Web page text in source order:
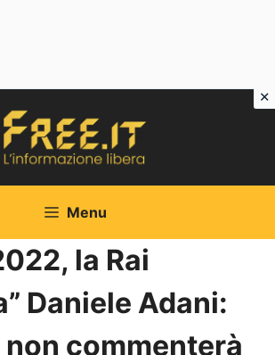
Menu
la Rai
Daniele Adani:
commenterà